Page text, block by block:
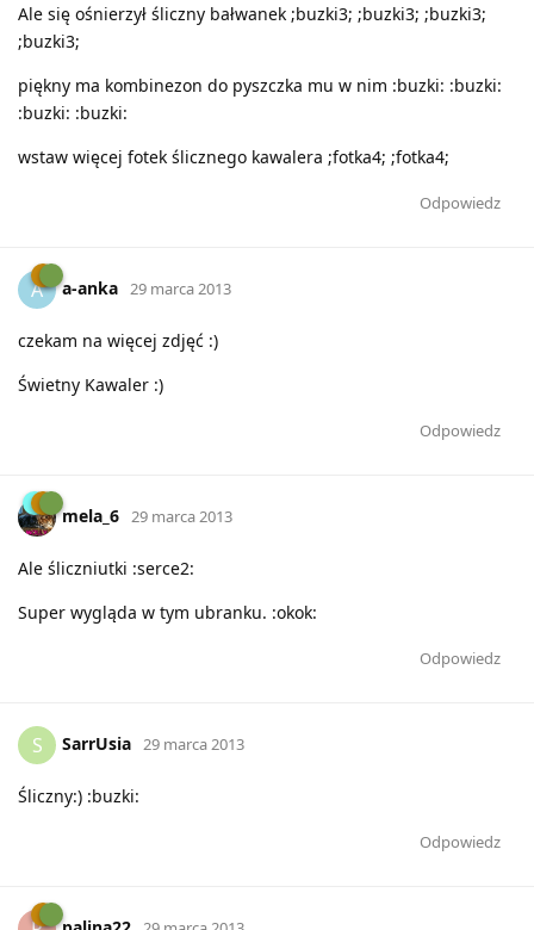
Ale się ośnierzył śliczny bałwanek ;buzki3; ;buzki3; ;buzki3;
;buzki3;
piękny ma kombinezon do pyszczka mu w nim :buzki: :buzki:
:buzki: :buzki:
wstaw więcej fotek ślicznego kawalera ;fotka4; ;fotka4;
Odpowiedz
A a-anka 29 marca 2013
czekam na więcej zdjęć :)
Świetny Kawaler :)
Odpowiedz
mela_6 29 marca 2013
Ale śliczniutki :serce2:
Super wygląda w tym ubranku. :okok:
Odpowiedz
S SarrUsia 29 marca 2013
Śliczny:) :buzki:
Odpowiedz